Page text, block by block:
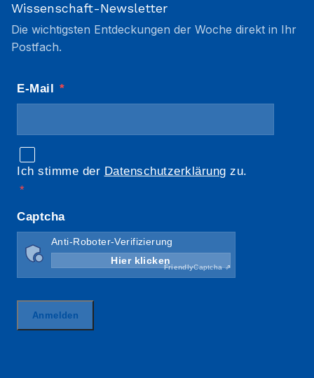
Wissenschaft-Newsletter
Die wichtigsten Entdeckungen der Woche direkt in Ihr
Postfach.